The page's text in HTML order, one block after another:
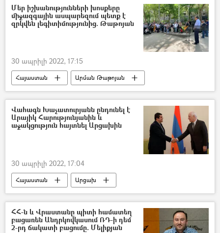
Նիկոլ Փաշինյան
Մեր իշխանությունների խոսքերը
միջազգային ասպարեզում պետք է
զրկվեն լեգիտիմությունից. Թաթոյան
30 ապրիլի 2022, 17:15
Հայաստան
Արման Թաթոյան
Արցախ
Ադրբեջան
Վահագն Խաչատուրյանն ընդունել է
Արայիկ Հարությունյանին և
աջակցություն հայտնել Արցախին
30 ապրիլի 2022, 17:04
Հայաստան
Արցախ
Վահագն Խաչատուրյան
Արցախի նախագահ Արայիկ Հարությունյան
ՀՀ-ն և Վրաստանը պիտի համատեղ
բացառեն Անդրկովկասում ՌԴ-ի դեմ
2-րդ ճակատի բացումը. Մելիքյան